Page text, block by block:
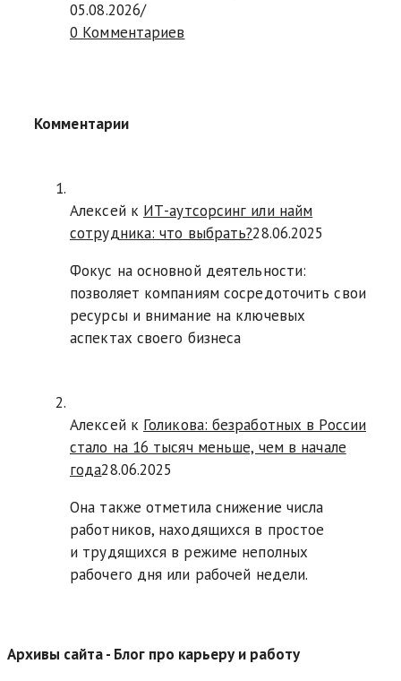
05.08.2026/
0 Комментариев
Комментарии
Алексей к ИТ-аутсорсинг или найм
сотрудника: что выбрать?28.06.2025
Фокус на основной деятельности:
позволяет компаниям сосредоточить свои
ресурсы и внимание на ключевых
аспектах своего бизнеса
Алексей к Голикова: безработных в России
стало на 16 тысяч меньше, чем в начале
года28.06.2025
Она также отметила снижение числа
работников, находящихся в простое
и трудящихся в режиме неполных
рабочего дня или рабочей недели.
Архивы сайта - Блог про карьеру и работу